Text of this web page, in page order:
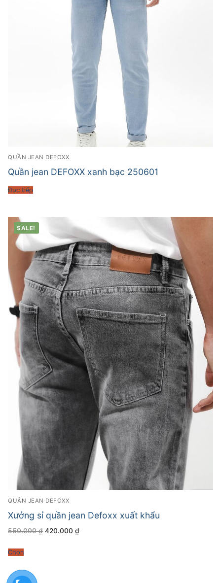
QUẦN JEAN DEFOXX
Quần jean DEFOXX xanh bạc 250601
Đọc tiếp
SALE!
QUẦN JEAN DEFOXX
Xưởng sỉ quần jean Defoxx xuất khẩu
550.000₫ Giá
420.000 ₫Giá
Chọn